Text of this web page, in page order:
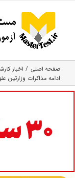
content
صفحه اصلی
اخبار
ادامه مذاکرات